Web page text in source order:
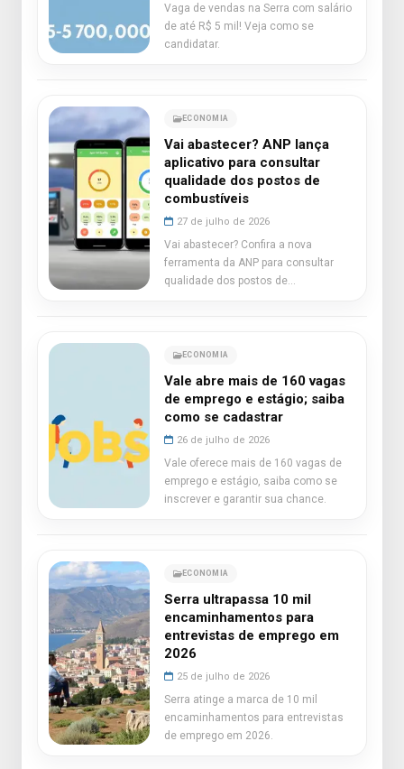
Vaga de vendas na Serra com salário
de até R$ 5 mil! Veja como se
candidatar.
ECONOMIA
Vai abastecer? ANP lança
aplicativo para consultar
qualidade dos postos de
combustíveis
27 de julho de 2026
Vai abastecer? Confira a nova
ferramenta da ANP para consultar
qualidade dos postos de
ECONOMIA
Vale abre mais de 160 vagas
de emprego e estágio; saiba
como se cadastrar
26 de julho de 2026
Vale oferece mais de 160 vagas de
emprego e estágio, saiba como se
inscrever e garantir sua chance.
ECONOMIA
Serra ultrapassa 10 mil
encaminhamentos para
entrevistas de emprego em
2026
25 de julho de 2026
Serra atinge a marca de 10 mil
encaminhamentos para entrevistas
de emprego em 2026.